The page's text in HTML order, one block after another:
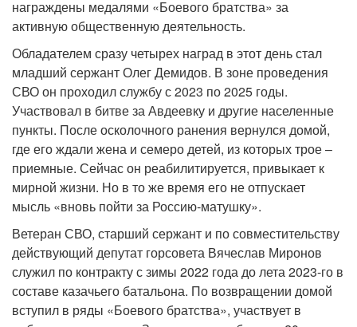
награждены медалями «Боевого братства» за
активную общественную деятельность.
Обладателем сразу четырех наград в этот день стал
младший сержант Олег Демидов. В зоне проведения
СВО он проходил службу с 2023 по 2025 годы.
Участвовал в битве за Авдеевку и другие населенные
пункты. После осколочного ранения вернулся домой,
где его ждали жена и семеро детей, из которых трое –
приемные. Сейчас он реабилитируется, привыкает к
мирной жизни. Но в то же время его не отпускает
мысль «вновь пойти за Россию-матушку».
Ветеран СВО, старший сержант и по совместительству
действующий депутат горсовета Вячеслав Миронов
служил по контракту с зимы 2022 года до лета 2023-го в
составе казачьего батальона. По возвращении домой
вступил в ряды «Боевого братства», участвует в